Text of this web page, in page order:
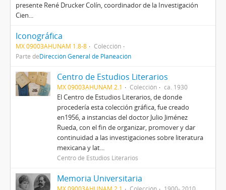
presente René Drucker Colín, coordinador de la Investigación
Cien...
Iconográfica
MX 09003AHUNAM 1.8-8
Colección
Parte deDirección General de Planeación
Centro de Estudios Literarios
MX 09003AHUNAM 2.1 Colección ca. 1930
El Centro de Estudios Literarios, de donde
procedería esta colección gráfica, fue creado
en1956, a instancias del doctor Julio Jiménez
Rueda, con el fin de organizar, promover y dar
continuidad a las investigaciones sobre literatura
mexicana y lat...
Centro de Estudios Literarios
Memoria Universitaria